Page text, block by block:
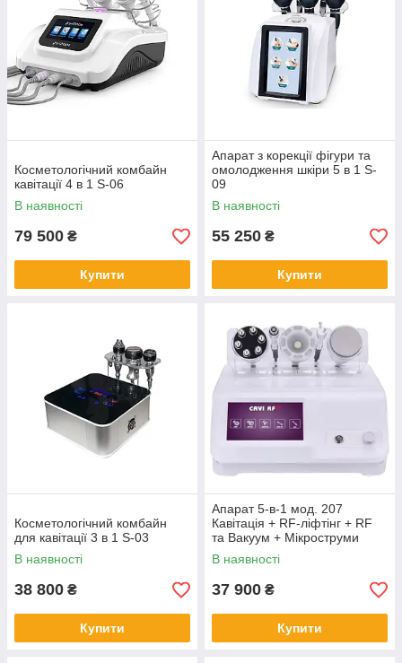
Косметологічний комбайн
кавітації 4 в 1 S-06
В наявності
79 500 ₴
Купити
Апарат з корекції фігури та
омолодження шкіри 5 в 1 S-
09
В наявності
55 250 ₴
Купити
Косметологічний комбайн
для кавітації 3 в 1 S-03
В наявності
38 800 ₴
Купити
Апарат 5-в-1 мод. 207
Кавітація + RF-ліфтінг + RF
та Вакуум + Мікроструми
В наявності
37 900 ₴
Купити